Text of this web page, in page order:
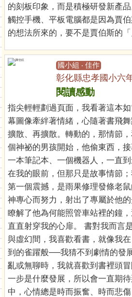
的刻板印象，而是積極研發新產
觸控手機、平板電腦都是因為賈伯
的想法所來的，要不是賈伯斯的
國小組 ‧ 佳作
彰化縣忠孝國小
閱讀感動
指尖輕輕劃過頁面，我看著這本
幕圖像牽絆著情緒，心隨著書飛
擴散、再擴散。轉動的，那情節
個神祕的男孩開始，他偷東西，
一本筆記本、一個機器人，一直
在我的眼前，但那只是故事情節
第一個震撼，是雨果修理發條老
神專心而努力，射出了專屬於他
瞭解了他為何能照管車站裡的鐘
直直射穿我的心扉。 書對我而言
與虛幻間，我喜歡看書，就像我
到的雀躍般──我猜不到劇情的發
亂或無聊時，我就喜歡到書裡頭
一步是什麼發展，所以會一直期
中，心情總是時而振奮、時而悲